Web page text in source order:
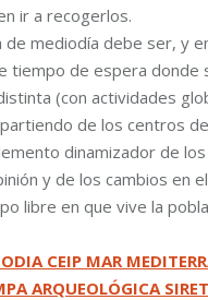
ir a recogerlos.
de mediodía debe ser, y
tiempo de espera donde
(con actividades
de los centros
dinamizador de
y de los cambios en
libre en que vive la
CEIP MAR
ARQUEOLÓGICA SIRET